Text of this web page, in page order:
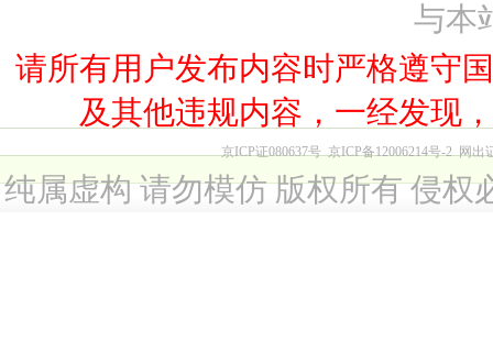
与本
请所有用户发布内容时严格遵守
及其他违规内容，一经发现
京ICP证080637号 京ICP备12006214号-2 网出
纯属虚构 请勿模仿 版权所有 侵权